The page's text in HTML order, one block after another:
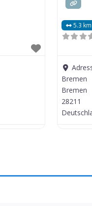
5.3 km
Bremen
Bremen
28211